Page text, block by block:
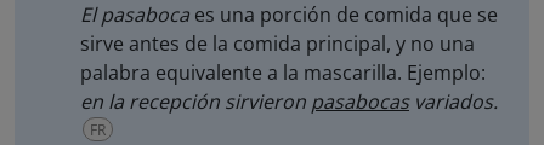
El pasaboca es una porción de comida que se
sirve antes de la comida principal, y no una
palabra equivalente a la mascarilla. Ejemplo:
en la recepción sirvieron pasabocasvariados.
FR